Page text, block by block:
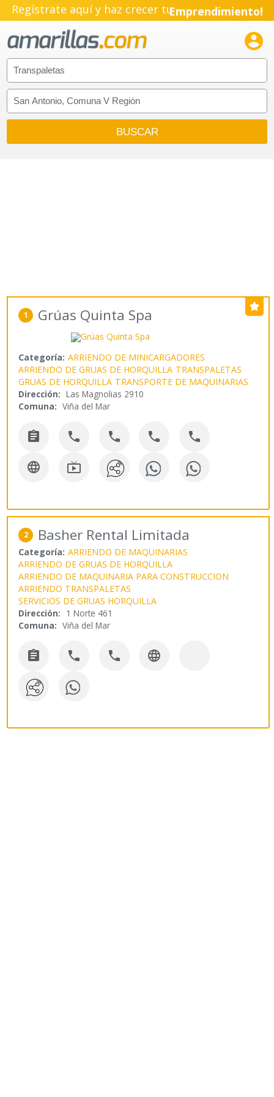
Regístrate aquí y haz crecer tuEmprendimiento!

1 Grúas Quinta Spa
Categoría: ARRIENDO DE MINICARGADORES
ARRIENDO DE GRUAS DE HORQUILLA TRANSPALETAS
GRUAS DE HORQUILLA TRANSPORTE DE MAQUINARIAS
Dirección: Las Magnolias 2910
Comuna: Viña del Mar
    
 
2 Basher Rental Limitada
Categoría: ARRIENDO DE MAQUINARIAS
ARRIENDO DE GRUAS DE HORQUILLA
ARRIENDO DE MAQUINARIA PARA CONSTRUCCION
ARRIENDO TRANSPALETAS
SERVICIOS DE GRUAS HORQUILLA
Dirección: 1 Norte 461
Comuna: Viña del Mar
   